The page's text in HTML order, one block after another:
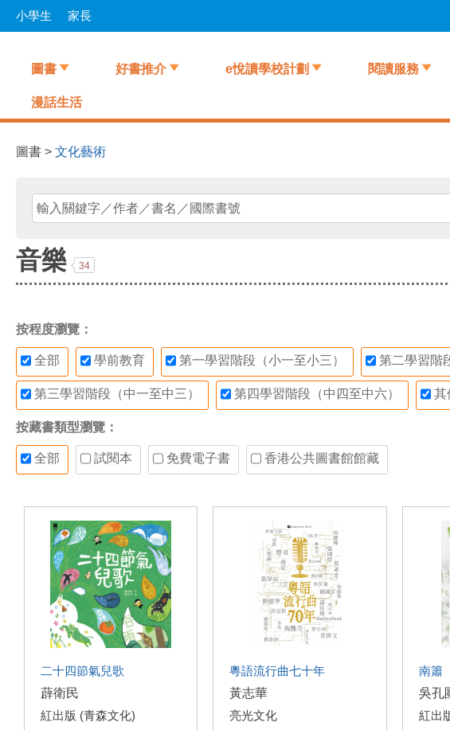
小學生 家長
圖書 好書推介 e悅讀學校計劃 閱讀服務
漫話生活
圖書 > 文化藝術
音樂 34
按程度瀏覽：
全部 學前教育 第一學習階段（小一至小三） 第二學習階
第三學習階段（中一至中三） 第四學習階段（中四至中六） 其
按藏書類型瀏覽：
全部 試閱本 免費電子書 香港公共圖書館館藏
二十四節氣兒歌
薜衛民
紅出版 (青森文化)
粵語流行曲七十年
黃志華
亮光文化
南簫
吳孔
紅出